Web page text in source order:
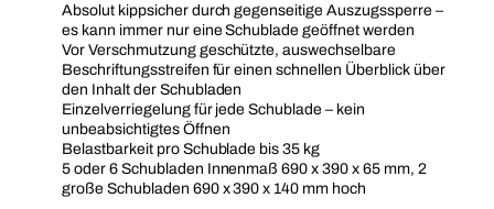
Absolut kippsicher durch gegenseitige Auszugssperre –
es kann immer nur eine Schublade geöffnet werden
Vor Verschmutzung geschützte, auswechselbare
Beschriftungsstreifen für einen schnellen Überblick über
den Inhalt der Schubladen
Einzelverriegelung für jede Schublade – kein
unbeabsichtigtes Öffnen
Belastbarkeit pro Schublade bis 35 kg
5 oder 6 Schubladen Innenmaß 690 x 390 x 65 mm, 2
große Schubladen 690 x 390 x 140 mm hoch